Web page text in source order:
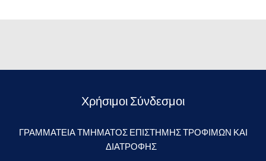
Χρήσιμοι Σύνδεσμοι
ΓΡΑΜΜΑΤΕΙΑ ΤΜΗΜΑΤΟΣ ΕΠΙΣΤΗΜΗΣ ΤΡΟΦΙΜΩΝ ΚΑΙ
ΔΙΑΤΡΟΦΗΣ